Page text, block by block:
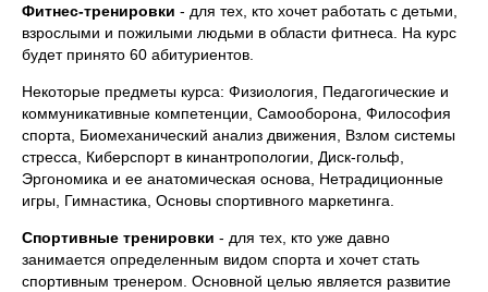
Фитнес-тренировки - для тех, кто хочет работать с детьми,
взрослыми и пожилыми людьми в области фитнеса. На курс
будет принято 60 абитуриентов.
Некоторые предметы курса: Физиология, Педагогические и
коммуникативные компетенции, Самооборона, Философия
спорта, Биомеханический анализ движения, Взлом системы
стресса, Киберспорт в кинантропологии, Диск-гольф,
Эргономика и ее анатомическая основа, Нетрадиционные
игры, Гимнастика, Основы спортивного маркетинга.
Спортивные тренировки - для тех, кто уже давно
занимается определенным видом спорта и хочет стать
спортивным тренером. Основной целью является развитие